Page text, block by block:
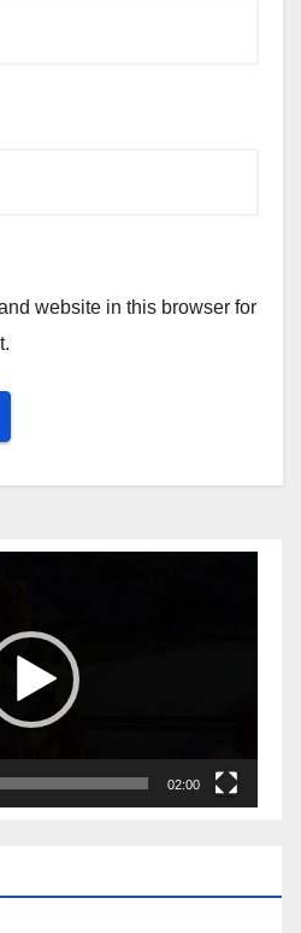
website in this browser for
02:00